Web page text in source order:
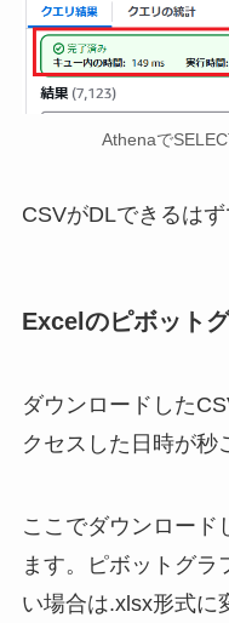
Athenaで
CSVがDLできるはず
Excelのピボット
ダウンロードした
クセスした日時が秒
ここでダウンロード
ます。ピボットグラ
い場合は.xlsx形式に